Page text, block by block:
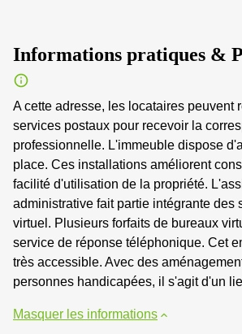
Informations pratiques &
A cette adresse, les locataires peuvent
services postaux pour recevoir la
professionnelle. L'immeuble dispose
place. Ces installations améliorent
facilité d'utilisation de la propriété.
administrative fait partie intégrante des
virtuel. Plusieurs forfaits de bureaux
service de réponse téléphonique. Cet
très accessible. Avec des
personnes handicapées, il s'agit d'un
Masquer les informations